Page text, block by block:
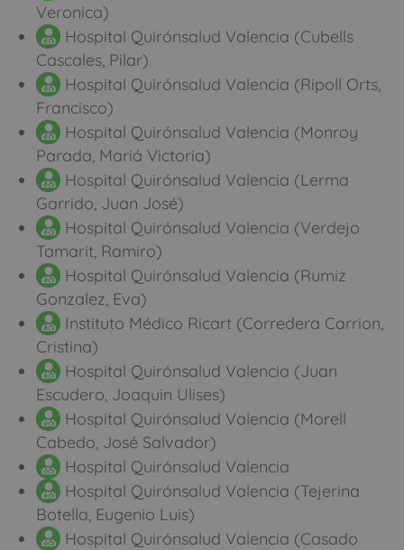
Veronica)
Hospital Quirónsalud Valencia (Cubells
Cascales, Pilar)
Hospital Quirónsalud Valencia (Ripoll Orts,
Francisco)
Hospital Quirónsalud Valencia (Monroy
Parada, Mariá Victoria)
Hospital Quirónsalud Valencia (Lerma
Garrido, Juan José)
Hospital Quirónsalud Valencia (Verdejo
Tamarit, Ramiro)
Hospital Quirónsalud Valencia (Rumiz
Gonzalez, Eva)
Instituto Médico Ricart (Corredera Carrion,
Cristina)
Hospital Quirónsalud Valencia (Juan
Escudero, Joaquin Ulises)
Hospital Quirónsalud Valencia (Morell
Cabedo, José Salvador)
Hospital Quirónsalud Valencia
Hospital Quirónsalud Valencia (Tejerina
Botella, Eugenio Luis)
Hospital Quirónsalud Valencia (Casado